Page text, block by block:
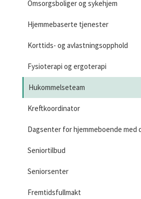
Omsorgsboliger og sykehjem
Hjemmebaserte tjenester
Korttids- og avlastningsopphold
Fysioterapi og ergoterapi
Hukommelseteam
Kreftkoordinator
Dagsenter for hjemmeboende med
Seniortilbud
Seniorsenter
Fremtidsfullmakt